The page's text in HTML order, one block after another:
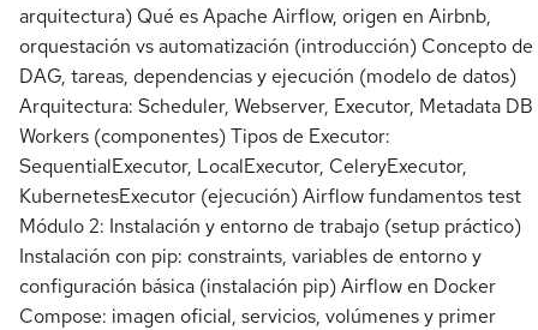
arquitectura) Qué es Apache Airflow, origen en Airbnb,
orquestación vs automatización (introducción) Concepto de
DAG, tareas, dependencias y ejecución (modelo de datos)
Arquitectura: Scheduler, Webserver, Executor, Metadata DB
Workers (componentes) Tipos de Executor:
SequentialExecutor, LocalExecutor, CeleryExecutor,
KubernetesExecutor (ejecución) Airflow fundamentos test
Módulo 2: Instalación y entorno de trabajo (setup práctico)
Instalación con pip: constraints, variables de entorno y
configuración básica (instalación pip) Airflow en Docker
Compose: imagen oficial, servicios, volúmenes y primer